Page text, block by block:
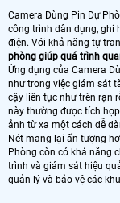
Camera Dùng Pin Dự
công trình dân dụng, ghi
điện. Với khả năng tự
phòng giúp quá trình
Ứng dụng của Camera
như trong việc giám sát
cậy liên tục như trên rạn
này thường được tích
ảnh từ xa một cách dễ
Nét mang lại ấn tượng
Phòng còn có khả năng
trình và giám sát hiệu
quản lý và bảo vệ các